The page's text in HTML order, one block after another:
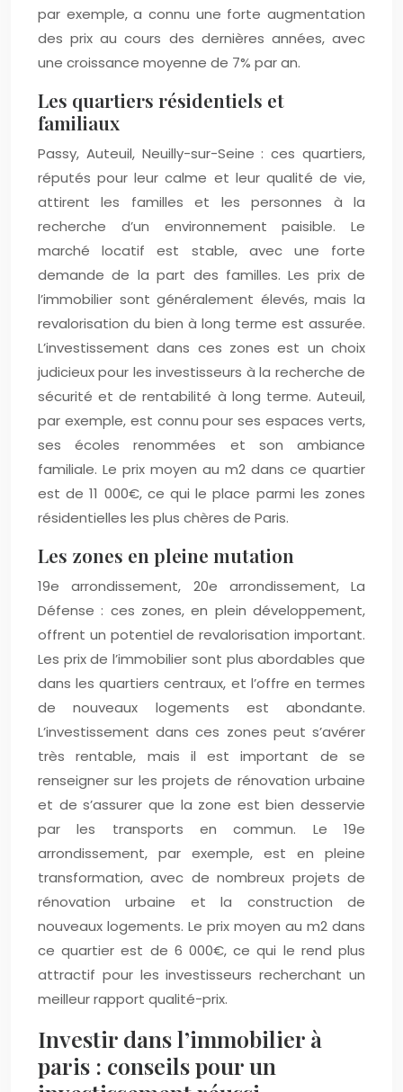
par exemple, a connu une forte augmentation
des prix au cours des dernières années, avec
une croissance moyenne de 7% par an.
Les quartiers résidentiels et
familiaux
Passy, Auteuil, Neuilly-sur-Seine : ces quartiers,
réputés pour leur calme et leur qualité de vie,
attirent les familles et les personnes à la
recherche d’un environnement paisible. Le
marché locatif est stable, avec une forte
demande de la part des familles. Les prix de
l’immobilier sont généralement élevés, mais la
revalorisation du bien à long terme est assurée.
L’investissement dans ces zones est un choix
judicieux pour les investisseurs à la recherche de
sécurité et de rentabilité à long terme. Auteuil,
par exemple, est connu pour ses espaces verts,
ses écoles renommées et son ambiance
familiale. Le prix moyen au m2 dans ce quartier
est de 11 000€, ce qui le place parmi les zones
résidentielles les plus chères de Paris.
Les zones en pleine mutation
19e arrondissement, 20e arrondissement, La
Défense : ces zones, en plein développement,
offrent un potentiel de revalorisation important.
Les prix de l’immobilier sont plus abordables que
dans les quartiers centraux, et l’offre en termes
de nouveaux logements est abondante.
L’investissement dans ces zones peut s’avérer
très rentable, mais il est important de se
renseigner sur les projets de rénovation urbaine
et de s’assurer que la zone est bien desservie
par les transports en commun. Le 19e
arrondissement, par exemple, est en pleine
transformation, avec de nombreux projets de
rénovation urbaine et la construction de
nouveaux logements. Le prix moyen au m2 dans
ce quartier est de 6 000€, ce qui le rend plus
attractif pour les investisseurs recherchant un
meilleur rapport qualité-prix.
Investir dans l’immobilier à
paris : conseils pour un